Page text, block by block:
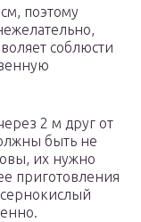
поэтому
соблюсти
2 м друг от
быть не
их нужно
приготовления